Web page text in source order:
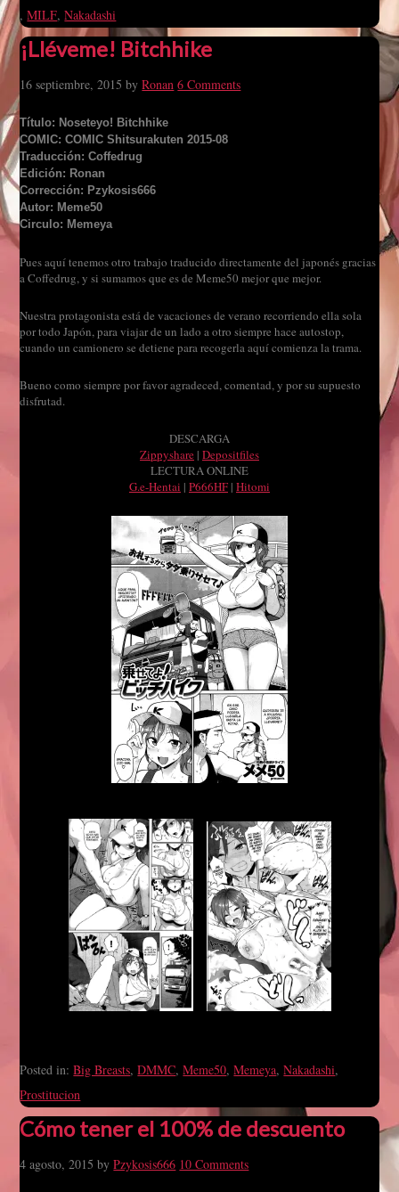
,MILF,Nakadashi
¡Lléveme! Bitchhike
16 septiembre, 2015 byRonan 6 Comments
Título: Noseteyo! Bitchhike
COMIC: COMIC Shitsurakuten 2015-08
Traducción: Coffedrug
Edición: Ronan
Corrección: Pzykosis666
Autor: Meme50
Circulo: Memeya
Pues aquí tenemos otro trabajo traducido directamente del japonés gracias
a Coffedrug, y si sumamos que es de Meme50 mejor que mejor.
Nuestra protagonista está de vacaciones de verano recorriendo ella sola
por todo Japón, para viajar de un lado a otro siempre hace autostop,
cuando un camionero se detiene para recogerla aquí comienza la trama.
Bueno como siempre por favor agradeced, comentad, y por su supuesto
disfrutad.
DESCARGA
Zippyshare | Depositfiles
LECTURA ONLINE
G.e-Hentai | P666HF | Hitomi
Posted in:Big Breasts,DMMC,Meme50,Memeya,Nakadashi,
Prostitucion
Cómo tener el 100% de descuento
4 agosto, 2015 byPzykosis666 10 Comments